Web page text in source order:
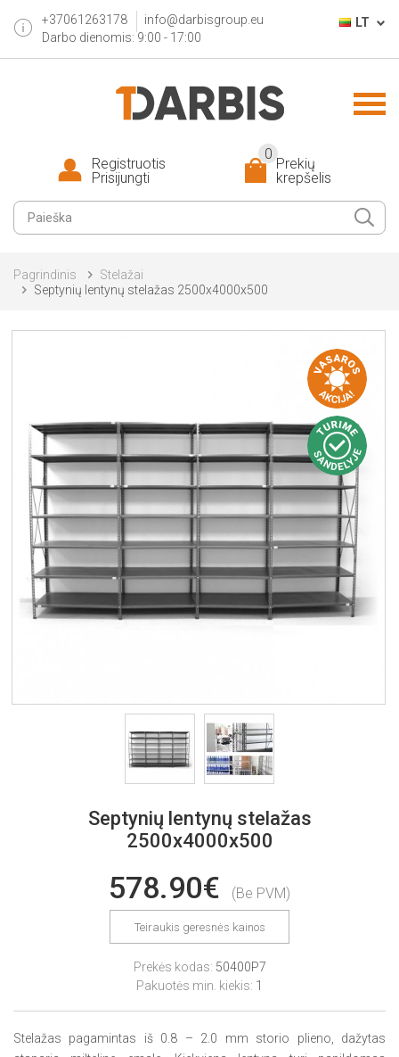
+37061263178
info@darbisgroup.eu
Darbo dienomis: 9:00 - 17:00
LT
Prekių
krepšelis
0
Registruotis
Prisijungti
Pagrindinis
Stelažai
Septynių lentynų stelažas 2500x4000x500
Septynių lentynų stelažas
2500x4000x500
578.90€ (Be PVM)
Teiraukis geresnės kainos
Prekės kodas: 50400P7
Pakuotės min. kiekis: 1
Stelažas pagamintas iš 0.8 – 2.0 mm storio plieno, dažytas